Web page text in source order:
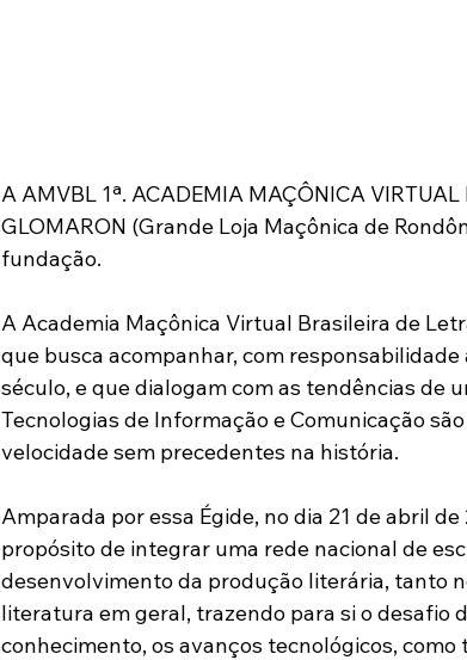
A AMVBL 1ª. ACADEMIA MAÇÔNICA
GLOMARON (Grande Loja Maçônica de
fundação.
A Academia Maçônica Virtual Brasileira de
que busca acompanhar, com
século, e que dialogam com as tendências de
Tecnologias de Informação e Comunicação
velocidade sem precedentes na história.
Amparada por essa Égide, no dia 21 de abril
propósito de integrar uma rede nacional de
desenvolvimento da produção literária, tanto
literatura em geral, trazendo para si o desafio
conhecimento, os avanços tecnológicos,